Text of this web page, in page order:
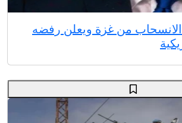
الانسحاب من غزة ويعلن رفضه